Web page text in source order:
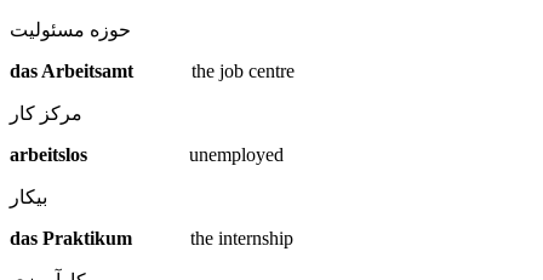
حوزه مسئولیت
das Arbeitsamt the job centre
مرکز کار
arbeitslos unemployed
بیکار
das Praktikum
the internship